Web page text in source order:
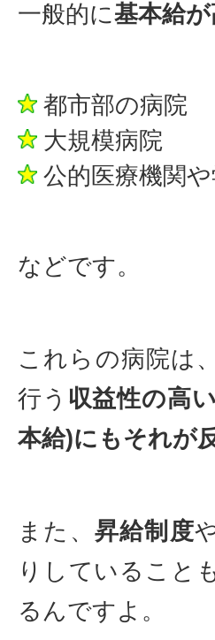
一般的に基本給
都市部の病院
大規模病院
公的医療機関
などです。
これらの病院は
行う 収益性の高
本給)にもそれが
また、 昇給制度
りしていること
るんですよ。